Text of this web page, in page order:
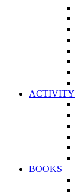
ACTIVITY
BOOKS